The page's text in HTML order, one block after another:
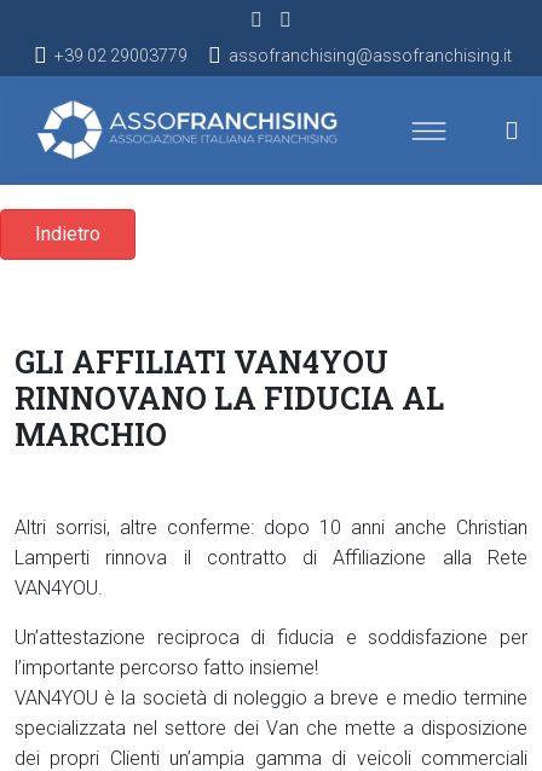
+39 02 29003779 assofranchising@assofranchising.it
Indietro
GLI AFFILIATI VAN4YOU
RINNOVANO LA FIDUCIA AL
MARCHIO
Altri sorrisi, altre conferme: dopo 10 anni anche Christian
Lamperti rinnova il contratto di Affiliazione alla Rete
VAN4YOU.
Un’attestazione reciproca di fiducia e soddisfazione per
l’importante percorso fatto insieme!
VAN4YOU è la società di noleggio a breve e medio termine
specializzata nel settore dei Van che mette a disposizione
dei propri Clienti un’ampia gamma di veicoli commerciali